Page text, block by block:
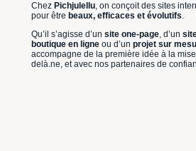
Chez Pichjulellu, on conçoit des sites
pour être beaux, efficaces et évolutifs.
Qu’il s’agisse d’un site one-page, d’un
boutique en ligne ou d’un projet sur
accompagne de la première idée à la
delà.ne, et avec nos partenaires de